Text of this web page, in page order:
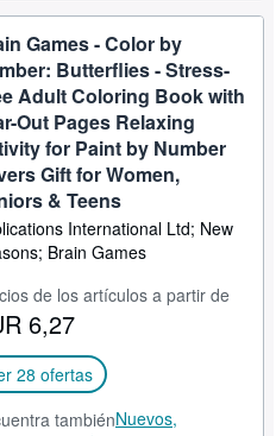
Games - Color by
Butterflies - Stress-
Adult Coloring Book with
Out Pages Relaxing
for Paint by Number
Gift for Women,
& Teens
International Ltd; New
Brain Games
de los artículos a partir de
6,27
28 ofertas
tambiénNuevos,